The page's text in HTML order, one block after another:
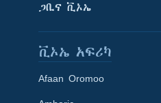
ጋቢና ቪኦኤ
ቪኦኤ አፍሪካ
Afaan Oromoo